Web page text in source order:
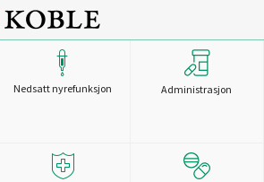
Nedsatt nyrefunksjon Administrasjon